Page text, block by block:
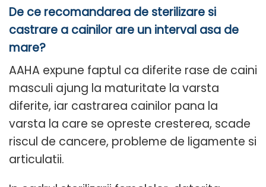
De ce recomandarea de sterilizare si
castrare a cainilor are un interval asa de
mare?
AAHA expune faptul ca diferite rase de caini
masculi ajung la maturitate la varsta
diferite, iar castrarea cainilor pana la
varsta la care se opreste cresterea, scade
riscul de cancere, probleme de ligamente si
articulatii.